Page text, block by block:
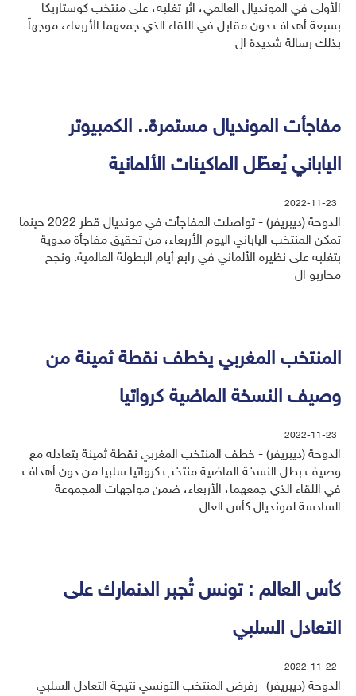
الأولى في المونديال العالمي، اثر تغلبه، على منتخب كوستاريكا
بسبعة أهداف دون مقابل في اللقاء الذي جمعهما الأربعاء، موجهاً
بذلك رسالة شديدة ال
مفاجأت المونديال مستمرة.. الكمبيوتر
الياباني يُعطّل الماكينات الألمانية
2022-11-23
الدوحة (ديبريفر) - تواصلت المفاجأت في مونديال قطر 2022 حينما
تمكن المنتخب الياباني اليوم الأربعاء، من تحقيق مفاجأة مدوية
بتغلبه على نظيره الألماني في رابع أيام البطولة العالمية. ونجح
محاربو ال
المنتخب المغربي يخطف نقطة ثمينة من
وصيف النسخة الماضية كرواتيا
2022-11-23
الدوحة (ديبريفر) - خطف المنتخب المغربي نقطة ثمينة بتعادله مع
وصيف بطل النسخة الماضية منتخب كرواتيا سلبيا من دون أهداف
في اللقاء الذي جمعهما، الأربعاء، ضمن مواجهات المجموعة
السادسة لمونديال كأس العال
كأس العالم : تونس تُجبر الدنمارك على
التعادل السلبي
2022-11-22
الدوحة (ديبريفر) -رفرض المنتخب التونسي نتيجة التعادل السلبي